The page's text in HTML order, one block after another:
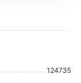
124735